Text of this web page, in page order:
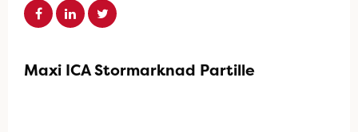
Maxi ICA Stormarknad Partille